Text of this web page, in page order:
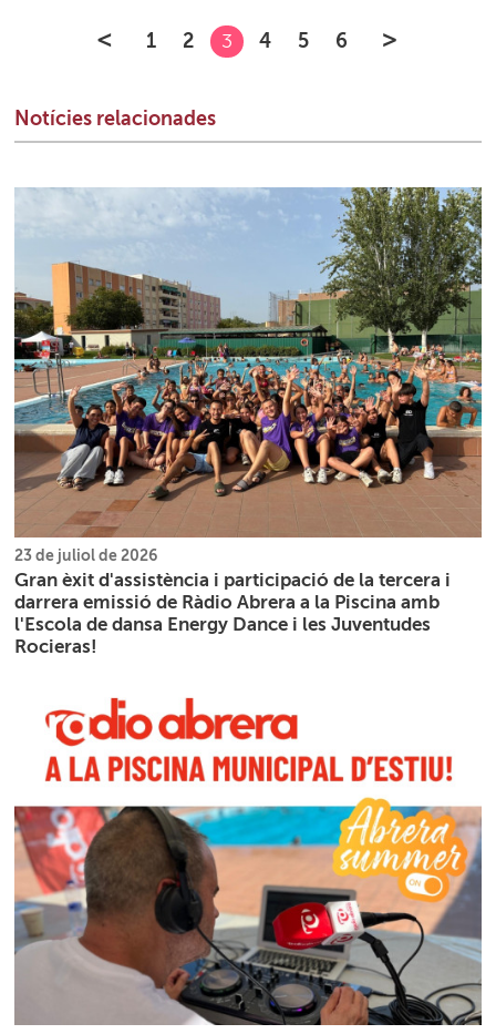
< 1 2 3 4 5 6 >
Notícies relacionades
23 de juliol de 2026
Gran èxit d'assistència i participació de la tercera i
darrera emissió de Ràdio Abrera a la Piscina amb
l'Escola de dansa Energy Dance i les Juventudes
Rocieras!